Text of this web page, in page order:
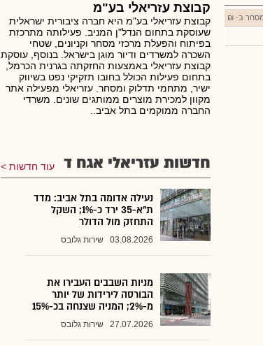
ב- ₪
קבוצת עזריאלי בע"מ
קבוצת עזריאלי בע"מ היא חברה ציבורית ישראלית
שעוסקת בתחום הנדל"ן המניב. פעילותה מתרכזת
בפיתוח והפעלת מרכזי מסחר וקניונים, שטחי
השכרה למשרדים ודיור מוגן בישראל. בנוסף, עוסקת
קבוצת עזריאלי באמצעות החזקתה בגרנית הכרמל,
בתחום פעילות הכולל בחובו תזקיקי נפט בשיווק
ישיר, מתחמי תדלוק ומסחר. עזריאלי מפעילה אתר
מקוון למכירת מוצרים ממותגים שונים. משרדי
החברה ממוקמים בתל אביב..
חדשות עזריאלי אגח ד עוד חדשות
נעילה אדומה בתל אביב: מדד
ת"א-35 ירד כ-1%; השקל
התחזק מול הדולר
03.08.2026 שירות גלובס
מניות השבבים העבירו את
הבורסה לירידות של יותר
מ-2%; המניה שצנחה בכ-15%
27.07.2026 שירות גלובס